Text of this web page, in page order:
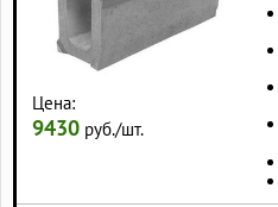
Цена:
9430 руб./шт.